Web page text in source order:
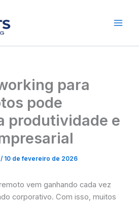
para
pode
produtividade e
/ 10 de fevereiro de 2026
vem ganhando cada vez
corporativo. Com isso, muitos